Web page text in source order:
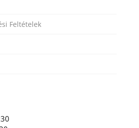
Feltételek